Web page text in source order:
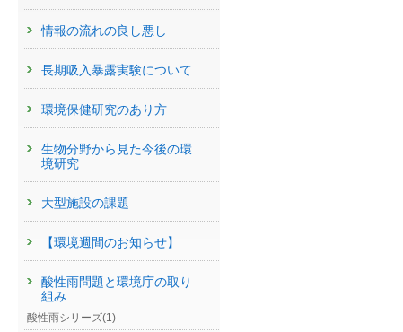
情報の流れの良し悪し
長期吸入暴露実験について
環境保健研究のあり方
生物分野から見た今後の環
境研究
大型施設の課題
【環境週間のお知らせ】
酸性雨問題と環境庁の取り
組み
酸性雨シリーズ(1)